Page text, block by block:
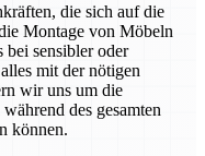
die sich auf die
Montage von Möbeln
bei sensibler oder
mit der nötigen
wir uns um die
des gesamten
können.